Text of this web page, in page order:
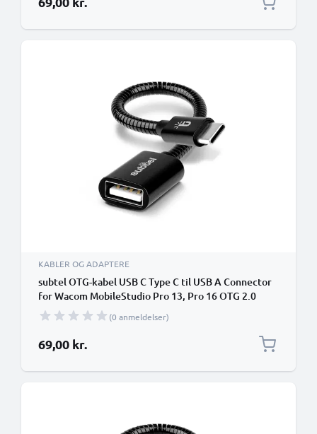
KABLER OG ADAPTERE
subtel OTG-kabel USB C Type C til USB A Connector
for Wacom MobileStudio Pro 13, Pro 16 OTG 2.0
Adapter
(0 anmeldelser)
69,00 kr.